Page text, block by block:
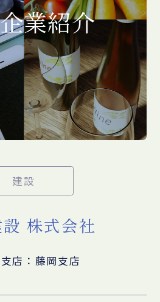
業紹介
建設
株式会社
店：藤岡支店